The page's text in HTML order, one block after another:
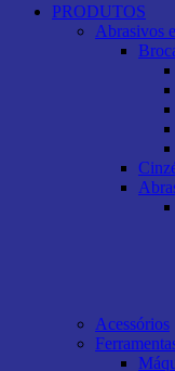
PRODUTOS
Abrasivos
Acessórios